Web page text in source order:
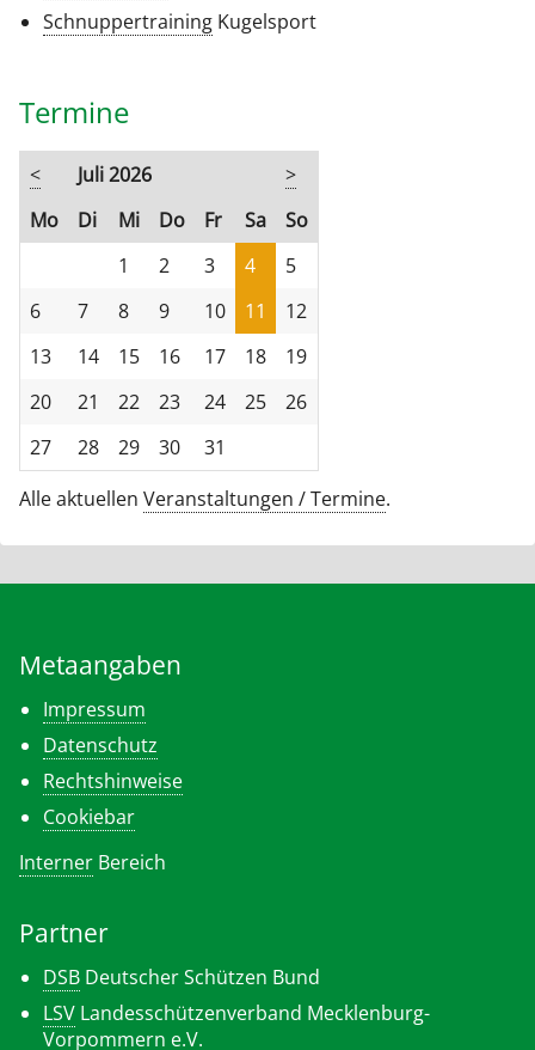
Schnuppertraining Kugelsport
Termine
< Juli 2026
>
Montag
Dienstag
Mittwoch
Donnerstag
Freitag
Samstag
Sonntag
1
2 3 4
5
6
7 8 9 10 11
12
13
14 15 16 17 18
19
20
21 22 23 24 25
26
27
28 29 30
31
Alle aktuellen Veranstaltungen / Termine.
Metaangaben
Impressum
Datenschutz
Rechtshinweise
Cookiebar
Interner Bereich
Partner
DSB Deutscher Schützen Bund
LSV Landesschützenverband Mecklenburg-
Vorpommern e.V.